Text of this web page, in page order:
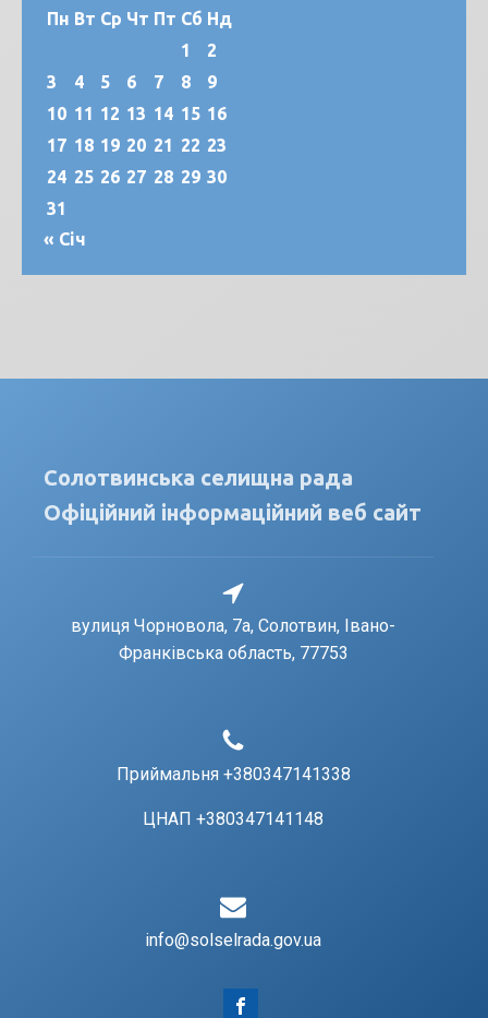
Пн Вт Ср Чт Пт Сб Нд
1
2
3
4 5 6 7 8
9
10 11 12 13 14 15 16
17 18 19 20 21 22 23
24 25 26 27 28 29 30
31
« Січ
Солотвинська селищна рада
Офіційний інформаційний веб сайт
вулиця Чорновола, 7a, Солотвин, Івано-
Франківська область, 77753
Приймальня +380347141338
ЦНАП +380347141148
info@solselrada.gov.ua